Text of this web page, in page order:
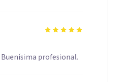
profesional.